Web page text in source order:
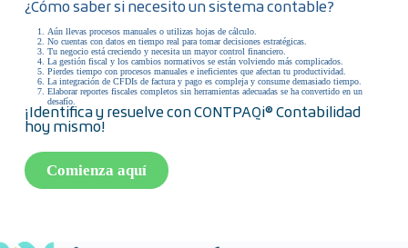
¿Cómo saber si necesito un sistema contable?
Aún llevas procesos manuales o utilizas hojas de cálculo.
No cuentas con datos en tiempo real para tomar decisiones estratégicas.
Tu negocio está creciendo y necesita un mayor control financiero.
La gestión fiscal y los cambios normativos se están volviendo más complicados.
Pierdes tiempo con procesos manuales e ineficientes que afectan tu productividad.
La integración de CFDIs de factura y pago es compleja y consume demasiado tiempo.
Elaborar reportes fiscales completos sin herramientas adecuadas se ha convertido en un
desafío.
¡Identifica y resuelve con CONTPAQi® Contabilidad
hoy mismo!
Comienza aquí